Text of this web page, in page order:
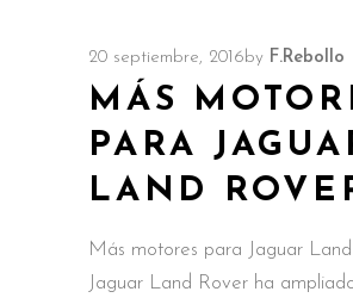
20 septiembre, 2016 by F.Rebollo
MÁS
PARA
LAND
Más motores para Jaguar
Jaguar Land Rover ha